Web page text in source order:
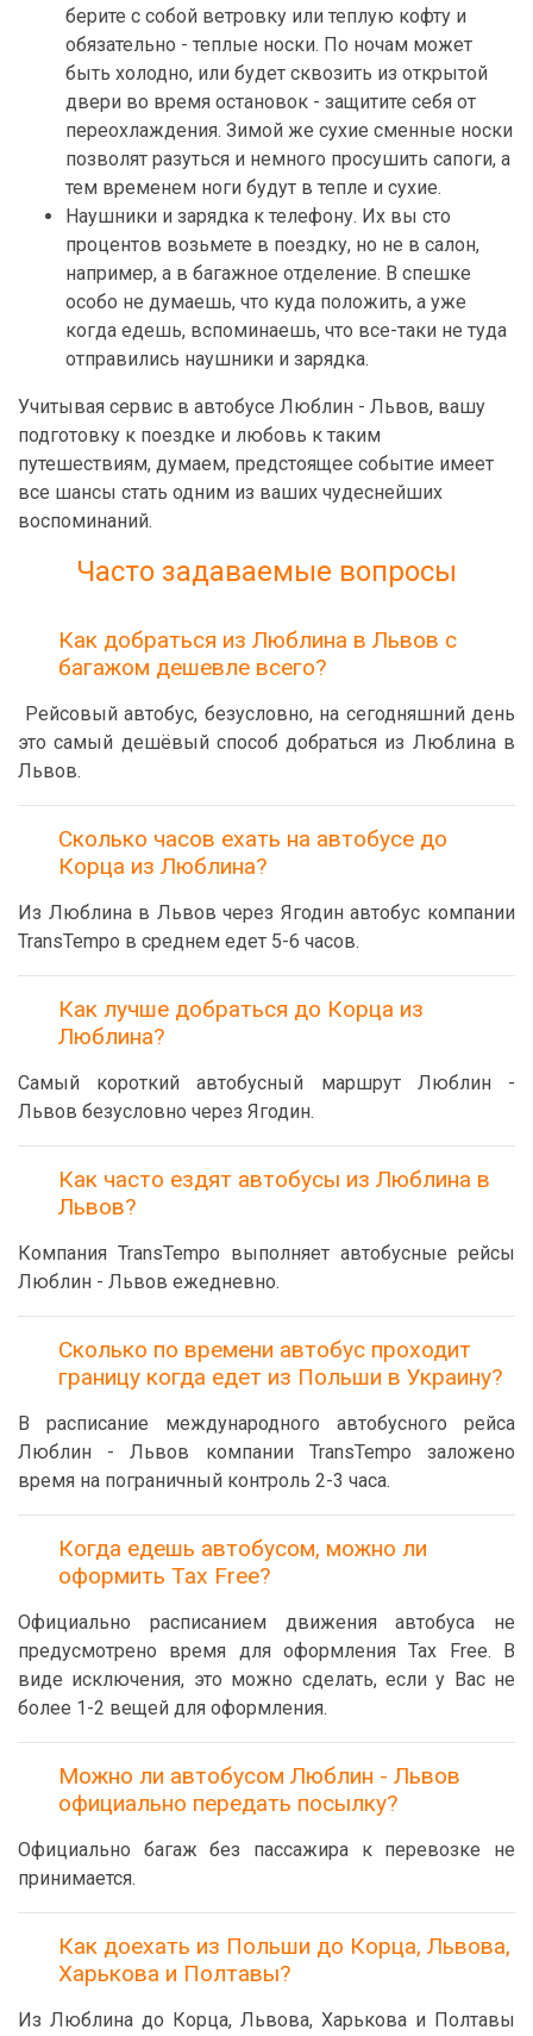
берите с собой ветровку или теплую кофту и
обязательно - теплые носки. По ночам может
быть холодно, или будет сквозить из открытой
двери во время остановок - защитите себя от
переохлаждения. Зимой же сухие сменные носки
позволят разуться и немного просушить сапоги, а
тем временем ноги будут в тепле и сухие.
Наушники и зарядка к телефону. Их вы сто
процентов возьмете в поездку, но не в салон,
например, а в багажное отделение. В спешке
особо не думаешь, что куда положить, а уже
когда едешь, вспоминаешь, что все-таки не туда
отправились наушники и зарядка.
Учитывая сервис в автобусе Люблин - Львов, вашу
подготовку к поездке и любовь к таким
путешествиям, думаем, предстоящее событие имеет
все шансы стать одним из ваших чудеснейших
воспоминаний.
Часто задаваемые вопросы
Как добраться из Люблина в Львов с
багажом дешевле всего?
Рейсовый автобус, безусловно, на сегодняшний день
это самый дешёвый способ добраться из Люблина в
Львов.
Сколько часов ехать на автобусе до
Корца из Люблина?
Из Люблина в Львов через Ягодин автобус компании
TransTempo в среднем едет 5-6 часов.
Как лучше добраться до Корца из
Люблина?
Самый короткий автобусный маршрут Люблин -
Львов безусловно через Ягодин.
Как часто ездят автобусы из Люблина в
Львов?
Компания TransTempo выполняет автобусные рейсы
Люблин - Львов ежедневно.
Сколько по времени автобус проходит
границу когда едет из Польши в Украину?
В расписание международного автобусного рейса
Люблин - Львов компании TransTempo заложено
время на пограничный контроль 2-3 часа.
Когда едешь автобусом, можно ли
оформить Tax Free?
Официально расписанием движения автобуса не
предусмотрено время для оформления Tax Free. В
виде исключения, это можно сделать, если у Вас не
более 1-2 вещей для оформления.
Можно ли автобусом Люблин - Львов
официально передать посылку?
Официально багаж без пассажира к перевозке не
принимается.
Как доехать из Польши до Корца, Львова,
Харькова и Полтавы?
Из Люблина до Корца, Львова, Харькова и Полтавы